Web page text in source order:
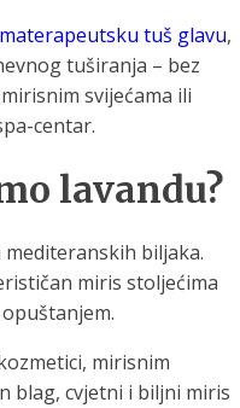
tuš glavu,
tuširanja – bez
svijećama ili
centar.
lavandu?
biljaka.
miris stoljećima
mirisnim
blag, cvjetni i biljni miris
Vrčevi za
Potpuno prijenosno
čistu vodu za